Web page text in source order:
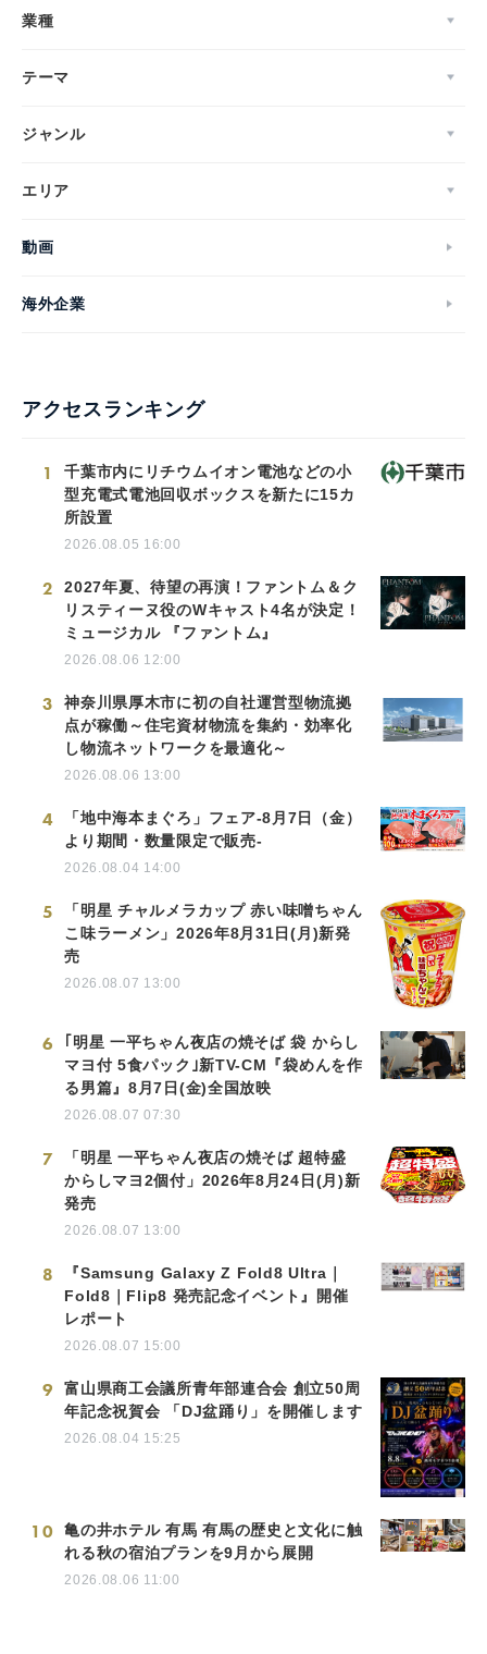
業種
テーマ
ジャンル
エリア
動画
海外企業
アクセスランキング
1
千葉市内にリチウムイオン電池などの小
型充電式電池回収ボックスを新たに15カ
所設置
2026.08.05 16:00
2
2027年夏、待望の再演！ファントム＆ク
リスティーヌ役のWキャスト4名が決定！
ミュージカル 『ファントム』
2026.08.06 12:00
3
神奈川県厚木市に初の自社運営型物流拠
点が稼働～住宅資材物流を集約・効率化
し物流ネットワークを最適化～
2026.08.06 13:00
4
「地中海本まぐろ」フェア-8月7日（金）
より期間・数量限定で販売-
2026.08.04 14:00
5
「明星 チャルメラカップ 赤い味噌ちゃん
こ味ラーメン」2026年8月31日(月)新発
売
2026.08.07 13:00
6
｢明星 一平ちゃん夜店の焼そば 袋 からし
マヨ付 5食パック｣新TV-CM『袋めんを作
る男篇』8月7日(金)全国放映
2026.08.07 07:30
7
「明星 一平ちゃん夜店の焼そば 超特盛
からしマヨ2個付」2026年8月24日(月)新
発売
2026.08.07 13:00
8
『Samsung Galaxy Z Fold8 Ultra｜
Fold8｜Flip8 発売記念イベント』開催
レポート
2026.08.07 15:00
9
富山県商工会議所青年部連合会 創立50周
年記念祝賀会 「DJ盆踊り」を開催します
2026.08.04 15:25
10
亀の井ホテル 有馬 有馬の歴史と文化に触
れる秋の宿泊プランを9月から展開
2026.08.06 11:00